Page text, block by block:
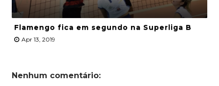
Flamengo fica em segundo na Superliga B
Apr 13, 2019
Nenhum comentário: